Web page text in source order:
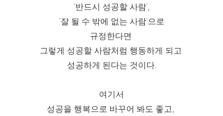
'반드시 성공할 사람',
'잘 될 수 밖에 없는 사람'으로
규정한다면
그렇게 성공할 사람처럼 행동하게 되고
성공하게 된다는 것이다.
여기서
성공을 행복으로 바꾸어 봐도 좋고,